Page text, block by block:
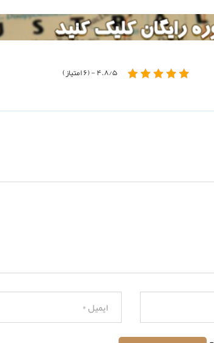
۴.۸/۵ - (۶ امتیاز)